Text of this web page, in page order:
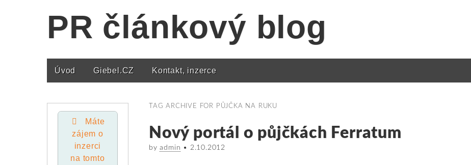
PR článkový blog
Main menu
Úvod Giebel.CZ Kontakt, inzerce
TAG ARCHIVE FOR PŮJČKA NA RUKU
Nový portál o půjčkách Ferratum
byadmin • 2.10.2012
Máte
zájem o
inzerci
na tomto